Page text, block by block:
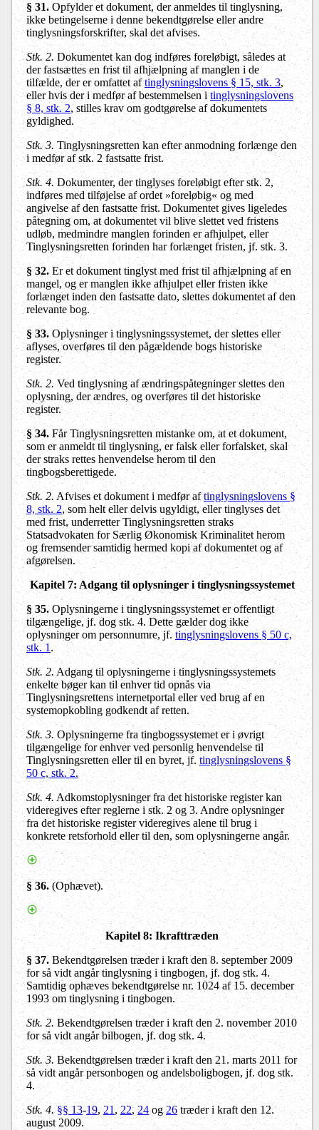
§ 31. Opfylder et dokument, der anmeldes til tinglysning,
ikke betingelserne i denne bekendtgørelse eller andre
tinglysningsforskrifter, skal det afvises.
Stk. 2. Dokumentet kan dog indføres foreløbigt, således at
der fastsættes en frist til afhjælpning af manglen i de
tilfælde, der er omfattet aftinglysningslovens § 15, stk. 3,
eller hvis der i medfør af bestemmelsen itinglysningslovens
§ 8, stk. 2, stilles krav om godtgørelse af dokumentets
gyldighed.
Stk. 3. Tinglysningsretten kan efter anmodning forlænge den
i medfør af stk. 2 fastsatte frist.
Stk. 4. Dokumenter, der tinglyses foreløbigt efter stk. 2,
indføres med tilføjelse af ordet »foreløbig« og med
angivelse af den fastsatte frist. Dokumentet gives ligeledes
påtegning om, at dokumentet vil blive slettet ved fristens
udløb, medmindre manglen forinden er afhjulpet, eller
Tinglysningsretten forinden har forlænget fristen, jf. stk. 3.
§ 32.Er et dokument tinglyst med frist til afhjælpning af en
mangel, og er manglen ikke afhjulpet eller fristen ikke
forlænget inden den fastsatte dato, slettes dokumentet af den
relevante bog.
§ 33.Oplysninger i tinglysningssystemet, der slettes eller
aflyses, overføres til den pågældende bogs historiske
register.
Stk. 2. Ved tinglysning af ændringspåtegninger slettes den
oplysning, der ændres, og overføres til det historiske
register.
§ 34.Får Tinglysningsretten mistanke om, at et dokument,
som er anmeldt til tinglysning, er falsk eller forfalsket, skal
der straks rettes henvendelse herom til den
tingbogsberettigede.
Stk. 2. Afvises et dokument i medfør aftinglysningslovens §
8, stk. 2, som helt eller delvis ugyldigt, eller tinglyses det
med frist, underretter Tinglysningsretten straks
Statsadvokaten for Særlig Økonomisk Kriminalitet herom
og fremsender samtidig hermed kopi af dokumentet og af
afgørelsen.
Kapitel 7: Adgang til oplysninger i tinglysningssystemet
§ 35.Oplysningerne i tinglysningssystemet er offentligt
tilgængelige, jf. dog stk. 4. Dette gælder dog ikke
oplysninger om personnumre, jf. tinglysningslovens § 50 c,
stk. 1.
Stk. 2.Adgang til oplysningerne i tinglysningssystemets
enkelte bøger kan til enhver tid opnås via
Tinglysningsrettens internetportal eller ved brug af en
systemopkobling godkendt af retten.
Stk. 3.Oplysningerne fra tingbogssystemet er i øvrigt
tilgængelige for enhver ved personlig henvendelse til
Tinglysningsretten eller til en byret, jf. tinglysningslovens §
50 c, stk. 2.
Stk. 4.Adkomstoplysninger fra det historiske register kan
videregives efter reglerne i stk. 2 og 3. Andre oplysninger
fra det historiske register videregives alene til brug i
konkrete retsforhold eller til den, som oplysningerne angår.
§ 36.(Ophævet).
Kapitel 8: Ikrafttræden
§ 37. Bekendtgørelsen træder i kraft den 8. september 2009
for så vidt angår tinglysning i tingbogen, jf. dog stk. 4.
Samtidig ophæves bekendtgørelse nr. 1024 af 15. december
1993 om tinglysning i tingbogen.
Stk. 2. Bekendtgørelsen træder i kraft den 2. november 2010
for så vidt angår bilbogen, jf. dog stk. 4.
Stk. 3. Bekendtgørelsen træder i kraft den 21. marts 2011 for
så vidt angår personbogen og andelsboligbogen, jf. dog stk.
4.
Stk. 4. §§ 13-19, 21,22,24 og26 træder i kraft den 12.
august 2009.